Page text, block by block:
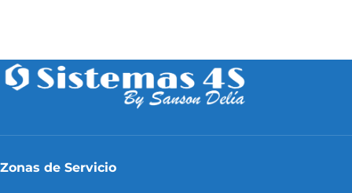
Zonas de Servicio